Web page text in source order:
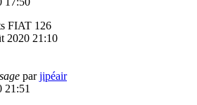
FIAT 126
2020 21:10
parjipéair
21:51